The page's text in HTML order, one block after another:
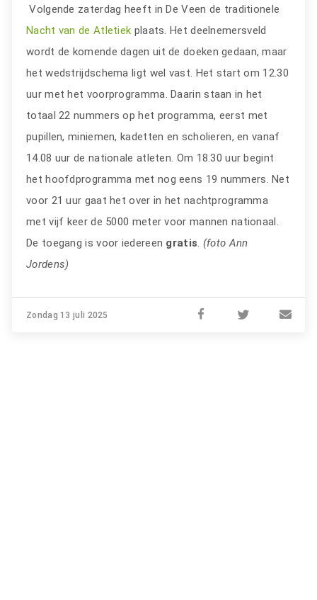
Volgende zaterdag heeft in De Veen de traditionele
Nacht van de Atletiek plaats. Het deelnemersveld
wordt de komende dagen uit de doeken gedaan, maar
het wedstrijdschema ligt wel vast. Het start om 12.30
uur met het voorprogramma. Daarin staan in het
totaal 22 nummers op het programma, eerst met
pupillen, miniemen, kadetten en scholieren, en vanaf
14.08 uur de nationale atleten. Om 18.30 uur begint
het hoofdprogramma met nog eens 19 nummers. Net
voor 21 uur gaat het over in het nachtprogramma
met vijf keer de 5000 meter voor mannen nationaal.
De toegang is voor iedereen gratis. (foto Ann
Jordens)
Zondag 13 juli 2025